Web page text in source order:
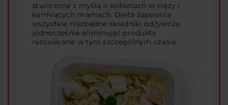
stworzona z myślą o kobietach w ciąży i
karmiących mamach. Dieta zapewnia
wszystkie niezbędne składniki odżywcze,
jednocześnie eliminując produkty
niezalecane w tym szczególnym czasie.